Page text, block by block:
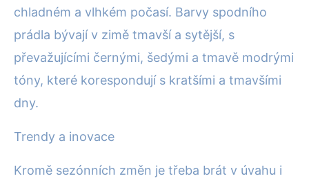
chladném a vlhkém počasí. Barvy spodního
prádla bývají v zimě tmavší a sytější, s
převažujícími černými, šedými a tmavě modrými
tóny, které korespondují s kratšími a tmavšími
dny.
Trendy a inovace
Kromě sezónních změn je třeba brát v úvahu i